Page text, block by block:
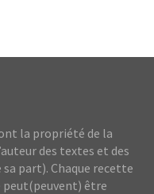
la propriété de la
des textes et des
part). Chaque recette
peut(peuvent) être